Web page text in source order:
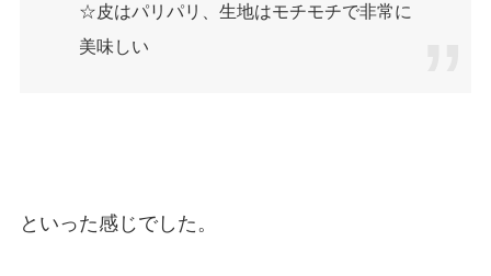
☆皮はパリパリ、生地はモチモチで非常に
美味しい
といった感じでした。